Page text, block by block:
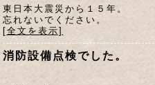
東日本大震災から１５年。
忘れないでください。
[全文を表示]
消防設備点検でした。